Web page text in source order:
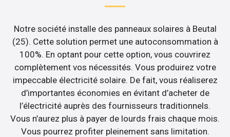
Notre société installe des panneaux solaires à Beutal
(25). Cette solution permet une autoconsommation à
100%. En optant pour cette option, vous couvrirez
complètement vos nécessités. Vous produirez votre
impeccable électricité solaire. De fait, vous réaliserez
d’importantes économies en évitant d’acheter de
l’électricité auprès des fournisseurs traditionnels.
Vous n’aurez plus à payer de lourds frais chaque mois.
Vous pourrez profiter pleinement sans limitation.